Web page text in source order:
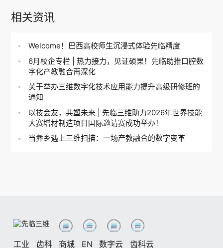
相关资讯
Welcome！巴西高校师生沉浸式体验先临精度
6月校企专栏 | 热力接力，见证硕果！先临助推口腔数
字化产教融合再深化
关于举办三维数字化技术应用能力提升高级研修班的
通知
以技会友，共塑未来 | 先临三维助力2026年世界技能
大赛增材制造项目国际邀请赛成功举办！
当彝乡遇上三维扫描：一场产教融合的数字变革
工业 齿科 商城 EN 数字云 齿科云